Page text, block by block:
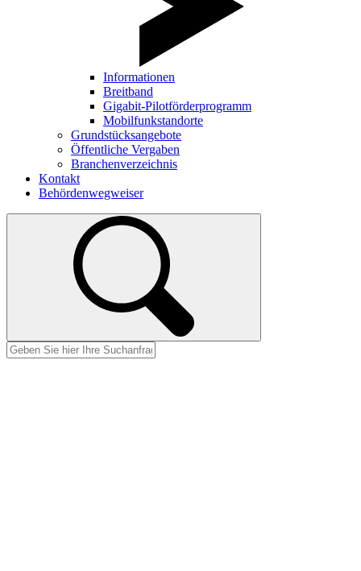
Informationen
Breitband
Gigabit-Pilotförderprogramm
Mobilfunkstandorte
Grundstücksangebote
Öffentliche Vergaben
Branchenverzeichnis
Kontakt
Behördenwegweiser